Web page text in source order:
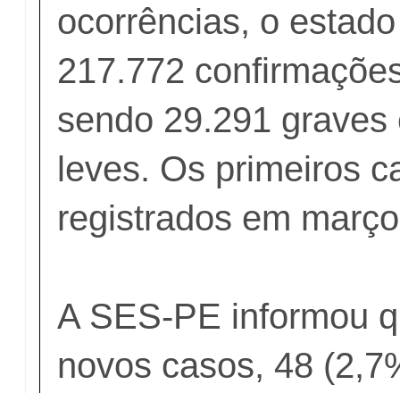
ocorrências, o
217.772
sendo 29.291 graves
leves. Os primeiros
registrados em
A SES-PE informou
novos casos, 48